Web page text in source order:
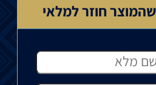
חוזר למלאי